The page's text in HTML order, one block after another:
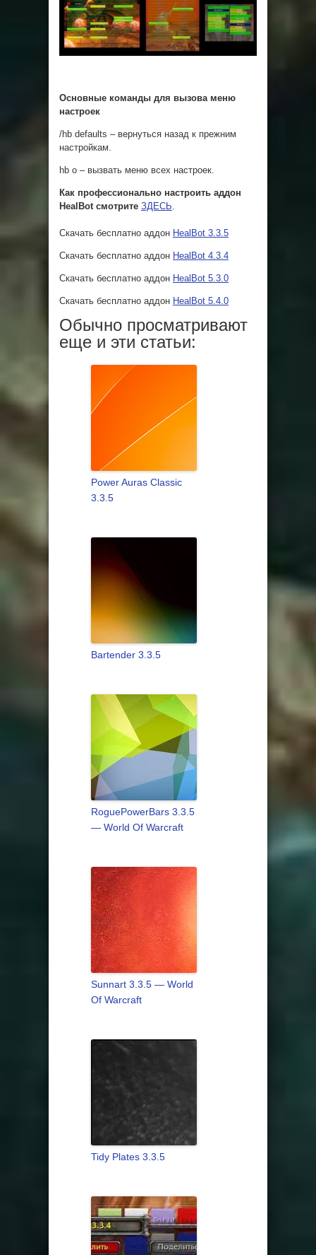
Основные команды для вызова меню
настроек
/hb defaults – вернуться назад к прежним
настройкам.
hb o – вызвать меню всех настроек.
Как профессионально настроить аддон
HealBot смотрите ЗДЕСЬ.
Скачать бесплатно аддон HealBot 3.3.5
Скачать бесплатно аддон HealBot 4.3.4
Скачать бесплатно аддон HealBot 5.3.0
Скачать бесплатно аддон HealBot 5.4.0
Обычно просматривают
еще и эти статьи:
Power Auras Classic
3.3.5
Bartender 3.3.5
RoguePowerBars 3.3.5
— World Of Warcraft
Sunnart 3.3.5 — World
Of Warcraft
Tidy Plates 3.3.5